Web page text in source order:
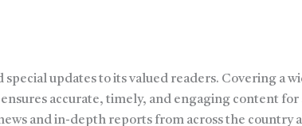
updates to its valued readers. Covering a
accurate, timely, and engaging content for
and in-depth reports from across the country